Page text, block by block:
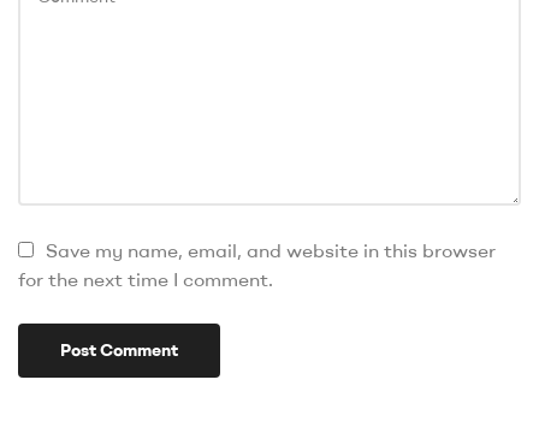
Save my name, email, and website in this browser
for the next time I comment.